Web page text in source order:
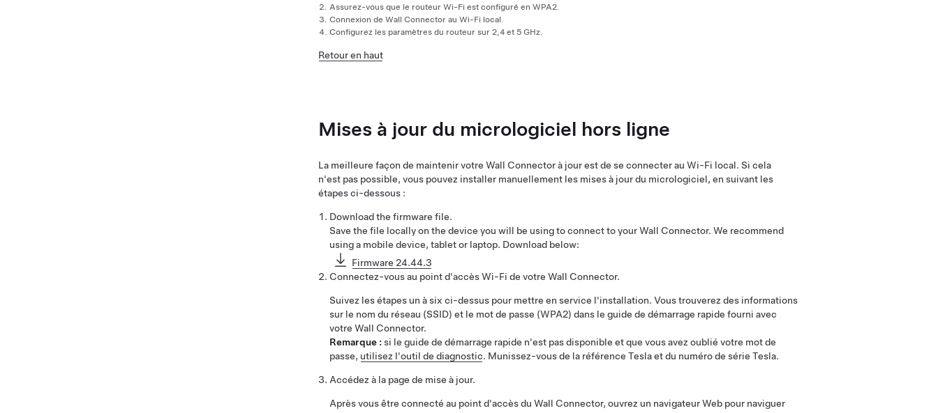
Assurez-vous que le routeur Wi-Fi est configuré en WPA2.
Connexion de Wall Connector au Wi-Fi local.
Configurez les paramètres du routeur sur 2,4 et 5 GHz.
Retour en haut
Mises à jour du micrologiciel hors ligne
La meilleure façon de maintenir votre Wall Connector à jour est de se connecter au Wi-Fi local. Si cela
n'est pas possible, vous pouvez installer manuellement les mises à jour du micrologiciel, en suivant les
étapes ci-dessous :
Download the firmware file.
Save the file locally on the device you will be using to connect to your Wall Connector. We recommend
using a mobile device, tablet or laptop. Download below:
Firmware 24.44.3
Connectez-vous au point d'accès Wi-Fi de votre Wall Connector.
Suivez les étapes un à six ci-dessus pour mettre en service l'installation. Vous trouverez des informations
sur le nom du réseau (SSID) et le mot de passe (WPA2) dans le guide de démarrage rapide fourni avec
votre Wall Connector.
Remarque : si le guide de démarrage rapide n'est pas disponible et que vous avez oublié votre mot de
passe, utilisez l'outil de diagnostic. Munissez-vous de la référence Tesla et du numéro de série Tesla.
Accédez à la page de mise à jour.
Après vous être connecté au point d'accès du Wall Connector, ouvrez un navigateur Web pour naviguer